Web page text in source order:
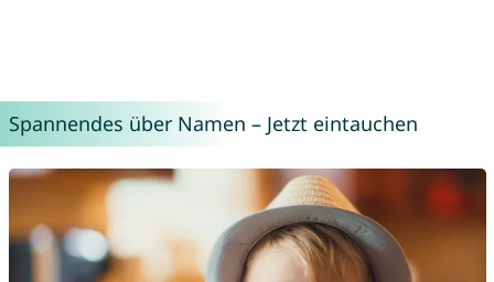
Spannendes über Namen – Jetzt eintauchen